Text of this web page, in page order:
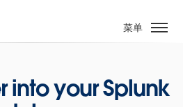
菜单
into your Splunk